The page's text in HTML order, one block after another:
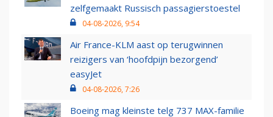
zelfgemaakt Russisch passagierstoestel
04-08-2026, 9:54
Air France-KLM aast op terugwinnen
reizigers van ‘hoofdpijn bezorgend’
easyJet
04-08-2026, 7:26
Boeing mag kleinste telg 737 MAX-familie